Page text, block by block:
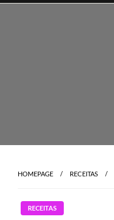
Skip
HOMEPAGE RECEITAS
RECEITAS